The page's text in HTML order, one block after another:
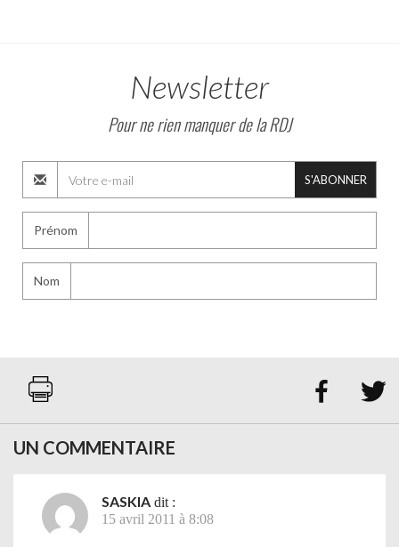
Newsletter
Pour ne rien manquer de la RDJ
S'ABONNER
Prénom
Nom
 
UN COMMENTAIRE
SASKIA dit :
15 avril 2011 à 8:08